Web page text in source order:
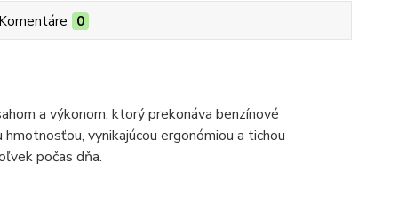
0
a výkonom, ktorý prekonáva benzínové
vynikajúcou ergonómiou a tichou
počas dňa.